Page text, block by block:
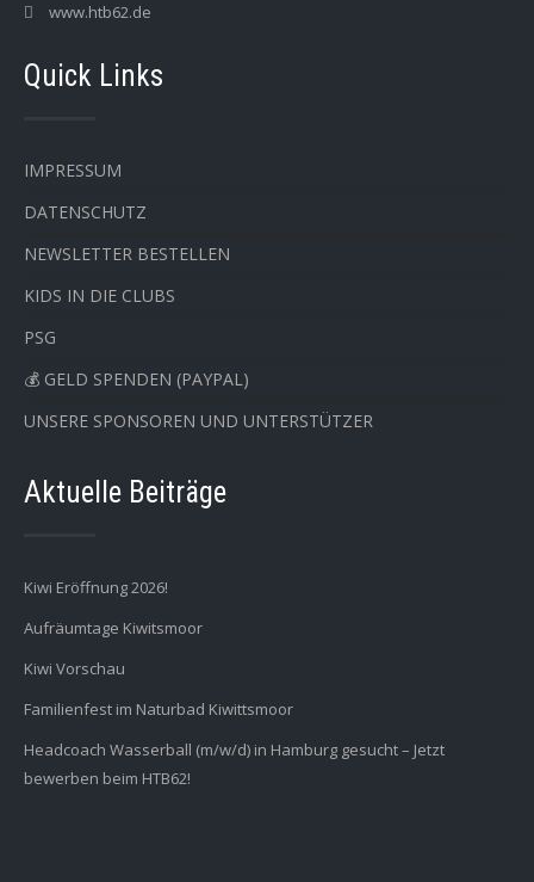
www.htb62.de
Quick Links
IMPRESSUM
DATENSCHUTZ
NEWSLETTER BESTELLEN
KIDS IN DIE CLUBS
PSG
💰 GELD SPENDEN (PAYPAL)
UNSERE SPONSOREN UND UNTERSTÜTZER
Aktuelle Beiträge
Kiwi Eröffnung 2026!
Aufräumtage Kiwitsmoor
Kiwi Vorschau
Familienfest im Naturbad Kiwittsmoor
Headcoach Wasserball (m/w/d) in Hamburg gesucht – Jetzt
bewerben beim HTB62!